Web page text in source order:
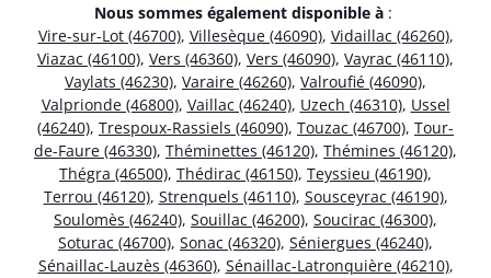
Nous sommes également disponible à :
Vire-sur-Lot (46700), Villesèque (46090), Vidaillac (46260),
Viazac (46100), Vers (46360), Vers (46090), Vayrac (46110),
Vaylats (46230), Varaire (46260), Valroufié (46090),
Valprionde (46800), Vaillac (46240), Uzech (46310), Ussel
(46240), Trespoux-Rassiels (46090), Touzac (46700), Tour-
de-Faure (46330), Théminettes (46120), Thémines (46120),
Thégra (46500), Thédirac (46150), Teyssieu (46190),
Terrou (46120), Strenquels (46110), Sousceyrac (46190),
Soulomès (46240), Souillac (46200), Soucirac (46300),
Soturac (46700), Sonac (46320), Séniergues (46240),
Sénaillac-Lauzès (46360), Sénaillac-Latronquière (46210),